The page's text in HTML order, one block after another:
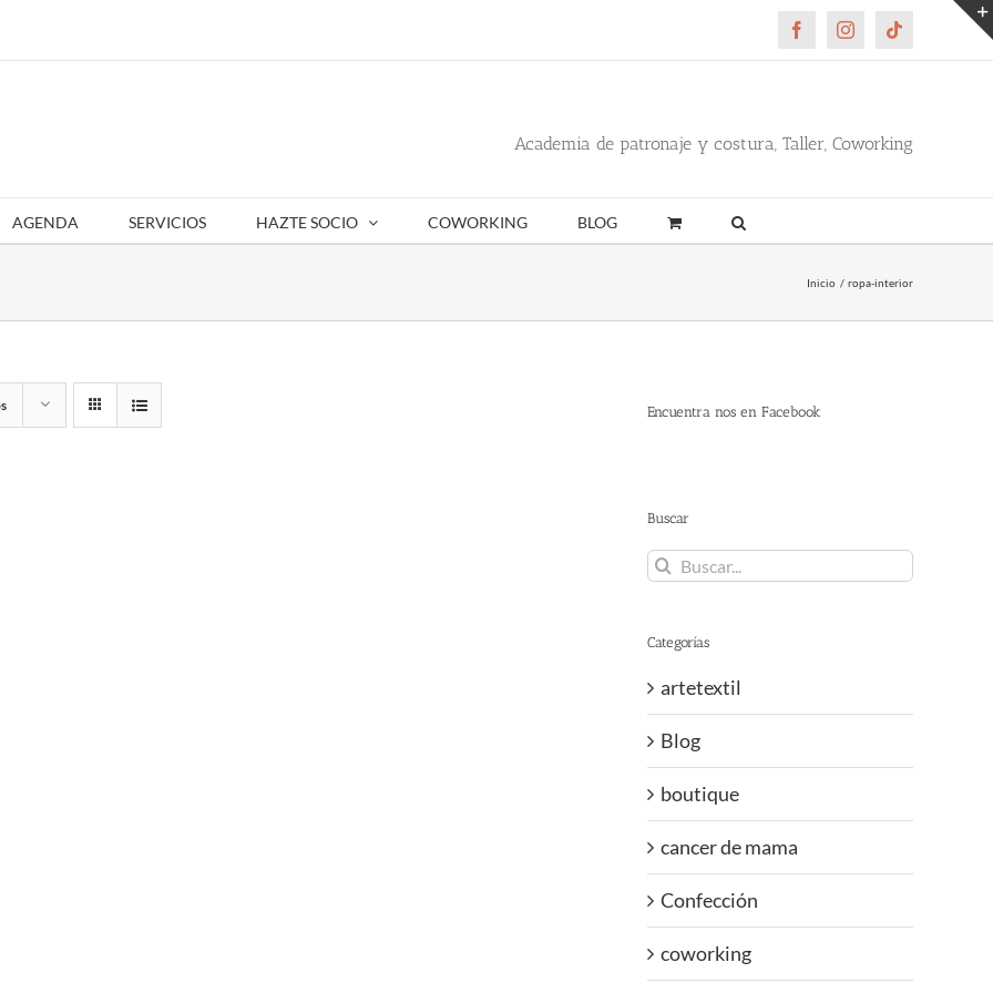
FacebookInstagramTiktok
Academia de patronaje y costura, Taller, Coworking
AGENDA SERVICIOS HAZTE SOCIO COWORKING BLOG
Inicio ropa-interior
Encuentra nos en Facebook
Buscar
Buscar:
Categorías
artetextil
Blog
boutique
cancer de mama
Confección
coworking